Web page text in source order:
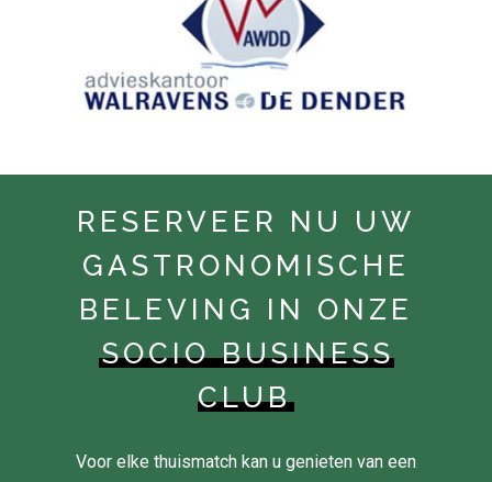
RESERVEER NU UW
GASTRONOMISCHE
BELEVING IN ONZE
SOCIO BUSINESS
CLUB
Voor elke thuismatch kan u genieten van een